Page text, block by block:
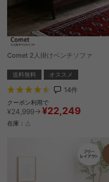
Comet 2人掛けベンチソファ
送料無料 オススメ
14件
クーポン利用で
¥24,999→ ¥22,249
在庫：△